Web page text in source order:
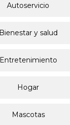
Autoservicio
Bienestar y salud
Entretenimiento
Hogar
Mascotas